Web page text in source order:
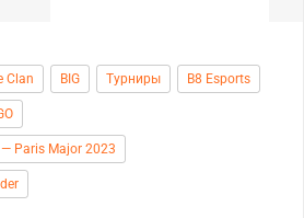
Clan BIG Турниры B8 Esports
— Paris Major 2023